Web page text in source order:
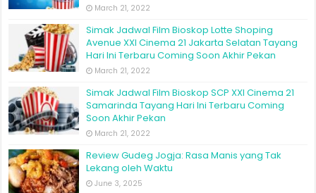
March 21, 2022
Simak Jadwal Film Bioskop Lotte Shoping
Avenue XXI Cinema 21 Jakarta Selatan Tayang
Hari Ini Terbaru Coming Soon Akhir Pekan
March 21, 2022
Simak Jadwal Film Bioskop SCP XXI Cinema 21
Samarinda Tayang Hari Ini Terbaru Coming
Soon Akhir Pekan
March 21, 2022
Review Gudeg Jogja: Rasa Manis yang Tak
Lekang oleh Waktu
June 3, 2025